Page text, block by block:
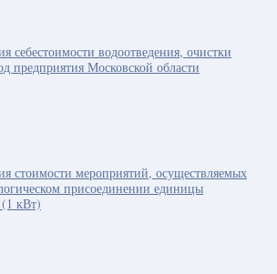
себестоимости водоотведения, очистки
предприятия Московской области
стоимости мероприятий, осуществляемых
присоединении единицы
кВт)